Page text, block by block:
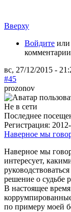
Вверху
Войдите или
комментарии
вс, 27/12/2015 -
#45
prozonov
Не в сети
Последнее
Регистрация:
Наверное мы
Наверное мы
интересует,
решение о судьбе
В настоящее
по примеру моей